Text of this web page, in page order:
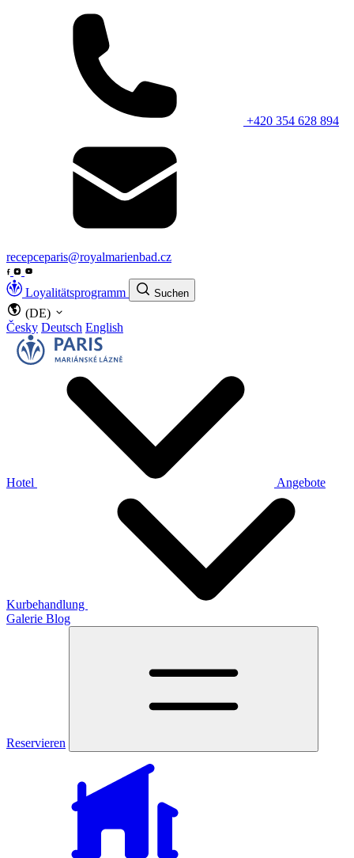
+420 354 628 894
recepceparis@royalmarienbad.cz
Loyalitätsprogramm Suchen
(DE)
Česky Deutsch English
Hotel Angebote
Kurbehandlung
Galerie Blog
Reservieren